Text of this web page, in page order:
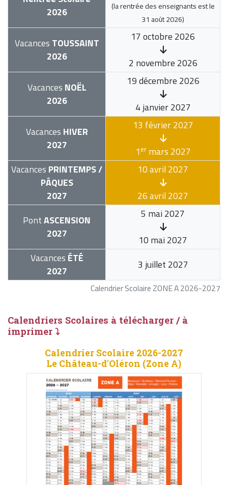
Calendrier Scolaire ZONE A 2026-2027
2026
(la rentrée des enseignants est le
31 août 2026)
Vacances TOUSSAINT
2026
17 octobre 2026
2 novembre 2026
Vacances NOËL
2026
19 décembre 2026
4 janvier 2027
Vacances HIVER
2027
13 février 2027
1ermars 2027
Vacances PRINTEMPS /
PÂQUES
2027
10 avril 2027
26 avril 2027
PontASCENSION
2027
5 mai 2027
10 mai 2027
Vacances ÉTÉ
2027
3 juillet 2027
Calendriers Scolaires à télécharger / à
imprimer ⤵
Calendrier Scolaire 2026-2027
Le Château-d'Oléron (Zone A)